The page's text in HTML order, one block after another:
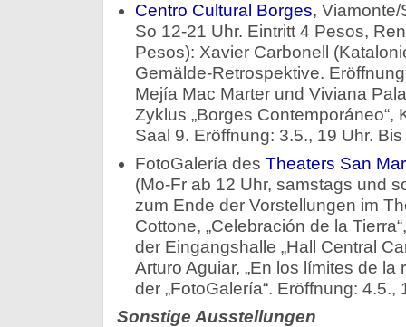
Centro Cultural Borges,
So 12-21 Uhr. Eintritt 4 Pesos,
Pesos): Xavier Carbonell
Gemälde-Retrospektive.
Mejía Mac Marter und Viviana
Zyklus „Borges Contemporáneo“,
Saal 9. Eröffnung: 3.5., 19 Uhr.
FotoGalería des Theaters San
(Mo-Fr ab 12 Uhr, samstags und
zum Ende der Vorstellungen im
Cottone, „Celebración de la
der Eingangshalle „Hall Central
Arturo Aguiar, „En los límites de la
der „FotoGalería“. Eröffnung: 4.5.,
Sonstige Ausstellungen